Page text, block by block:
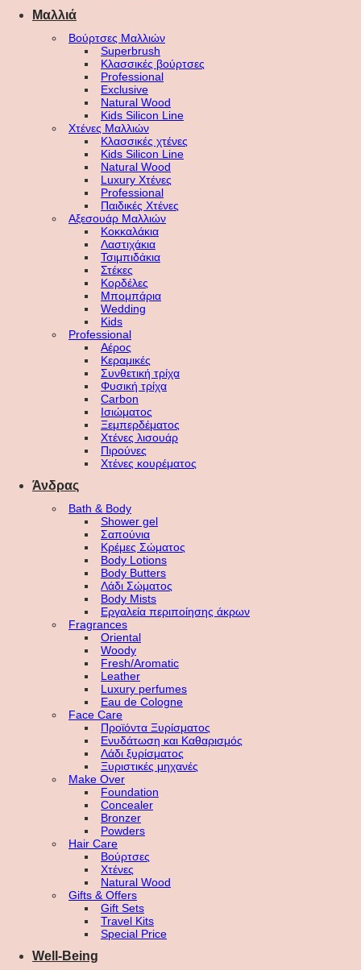
Μαλλιά
Βούρτσες Μαλλιών
Superbrush
Κλασσικές βούρτσες
Professional
Exclusive
Natural Wood
Kids Silicon Line
Χτένες Μαλλιών
Κλασσικές χτένες
Kids Silicon Line
Natural Wood
Luxury Χτένες
Professional
Παιδικές Χτένες
Αξεσουάρ Μαλλιών
Κοκκαλάκια
Λαστιχάκια
Τσιμπιδάκια
Στέκες
Κορδέλες
Μπομπάρια
Wedding
Kids
Professional
Αέρος
Κεραμικές
Συνθετική τρίχα
Φυσική τρίχα
Carbon
Ισιώματος
Ξεμπερδέματος
Χτένες λισουάρ
Πιρούνες
Χτένες κουρέματος
Άνδρας
Bath & Body
Shower gel
Σαπούνια
Κρέμες Σώματος
Body Lotions
Body Butters
Λάδι Σώματος
Body Mists
Εργαλεία περιποίησης άκρων
Fragrances
Oriental
Woody
Fresh/Aromatic
Leather
Luxury perfumes
Eau de Cologne
Face Care
Προϊόντα Ξυρίσματος
Ενυδάτωση και Καθαρισμός
Λάδι ξυρίσματος
Ξυριστικές μηχανές
Make Over
Foundation
Concealer
Bronzer
Powders
Hair Care
Βούρτσες
Χτένες
Natural Wood
Gifts & Offers
Gift Sets
Travel Kits
Special Price
Well-Being